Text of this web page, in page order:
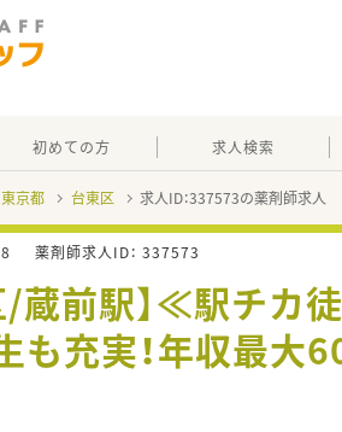
初めての方 求人検索
東京都 台東区 求人ID：337573の薬剤師求人
薬剤師求人ID： 337573
/蔵前駅】≪駅チカ
も充実！年収最